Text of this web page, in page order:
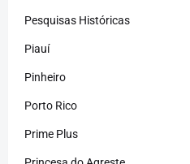
Pesquisas Históricas
Piauí
Pinheiro
Porto Rico
Prime Plus